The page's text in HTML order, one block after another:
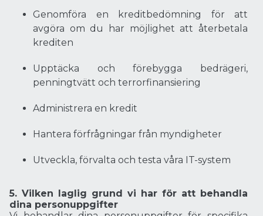
Genomföra en kreditbedömning för att
avgöra om du har möjlighet att återbetala
krediten
Upptäcka och förebygga bedrägeri,
penningtvätt och terrorfinansiering
Administrera en kredit
Hantera förfrågningar från myndigheter
Utveckla, förvalta och testa våra IT-system
5. Vilken laglig grund vi har för att behandla
dina personuppgifter